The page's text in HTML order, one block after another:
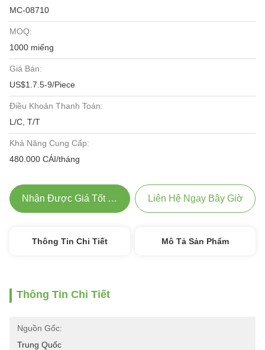
MC-08710
MOQ:
1000 miếng
Giá Bán:
US$1.7.5-9/Piece
Điều Khoản Thanh Toán:
L/C, T/T
Khả Năng Cung Cấp:
480.000 CÁI/tháng
Nhận Được Giá Tốt Nhất Liên Hệ Ngay Bây Giờ
Thông Tin Chi Tiết Mô Tả Sản Phẩm
Thông Tin Chi Tiết
Nguồn Gốc:
Trung Quốc